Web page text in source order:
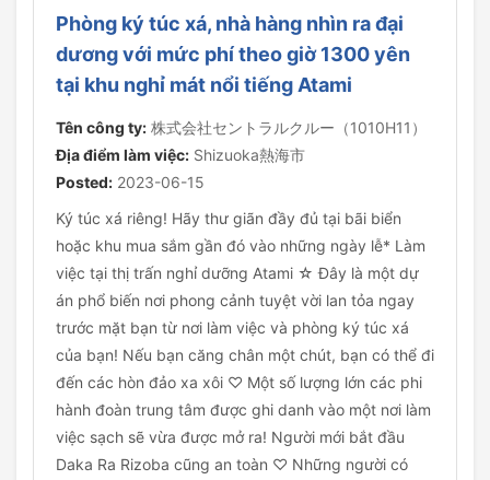
Phòng ký túc xá, nhà hàng nhìn ra đại
dương với mức phí theo giờ 1300 yên
tại khu nghỉ mát nổi tiếng Atami
Tên công ty: 株式会社セントラルクルー（1010H11）
Địa điểm làm việc: Shizuoka熱海市
Posted: 2023-06-15
Ký túc xá riêng! Hãy thư giãn đầy đủ tại bãi biển
hoặc khu mua sắm gần đó vào những ngày lễ* Làm
việc tại thị trấn nghỉ dưỡng Atami ☆ Đây là một dự
án phổ biến nơi phong cảnh tuyệt vời lan tỏa ngay
trước mặt bạn từ nơi làm việc và phòng ký túc xá
của bạn! Nếu bạn căng chân một chút, bạn có thể đi
đến các hòn đảo xa xôi ♡ Một số lượng lớn các phi
hành đoàn trung tâm được ghi danh vào một nơi làm
việc sạch sẽ vừa được mở ra! Người mới bắt đầu
Daka Ra Rizoba cũng an toàn ♡ Những người có